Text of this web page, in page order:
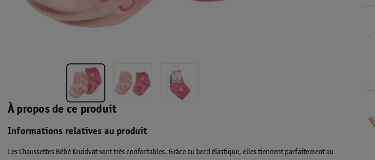
À propos de ce produit
Informations relatives au produit
Les Chaussettes Bébé Kruidvat sont très confortables. Grâce au bord élastique, elles tiennent parfaitement au